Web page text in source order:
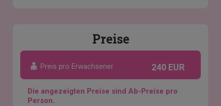
Preise
Preis pro Erwachsener 240 EUR
Die angezeigten Preise sind Ab-Preise pro
Person.